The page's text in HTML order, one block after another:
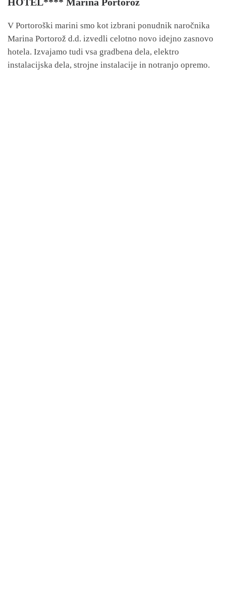
V Portoroški marini smo kot izbrani ponudnik naročnika
Marina Portorož d.d. izvedli celotno novo idejno zasnovo
hotela. Izvajamo tudi vsa gradbena dela, elektro
instalacijska dela, strojne instalacije in notranjo opremo.